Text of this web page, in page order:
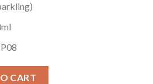
CAVATINA quantity
CART